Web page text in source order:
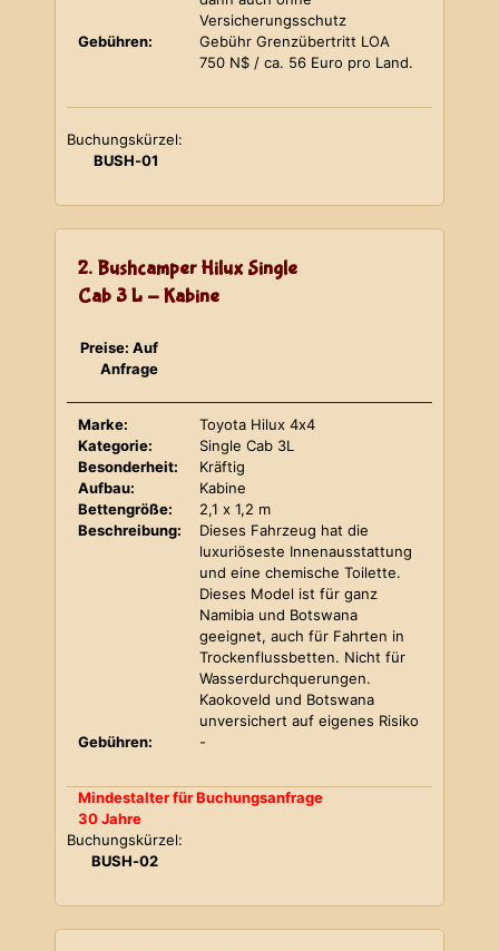
Versicherungsschutz
Gebühren:
Gebühr Grenzübertritt LOA
750 N$ / ca. 56 Euro pro Land.
Buchungskürzel:
BUSH-01
2. Bushcamper Hilux Single
Cab 3 L - Kabine
Preise: Auf
Anfrage
Marke:
Toyota Hilux 4x4
Kategorie:
Single Cab 3L
Besonderheit:
Kräftig
Aufbau:
Kabine
Bettengröße:
2,1 x 1,2 m
Beschreibung:
Dieses Fahrzeug hat die
luxuriöseste Innenausstattung
und eine chemische Toilette.
Dieses Model ist für ganz
Namibia und Botswana
geeignet, auch für Fahrten in
Trockenflussbetten. Nicht für
Wasserdurchquerungen.
Kaokoveld und Botswana
unversichert auf eigenes Risiko
Gebühren:
-
Mindestalter für Buchungsanfrage
30 Jahre
Buchungskürzel:
BUSH-02